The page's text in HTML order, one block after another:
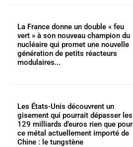
La France donne un double « feu
vert » à son nouveau champion du
nucléaire qui promet une nouvelle
génération de petits réacteurs
modulaires...
Les États-Unis découvrent un
gisement qui pourrait dépasser les
129 milliards d’euros rien que pour
ce métal actuellement importé de
Chine : le tungstène